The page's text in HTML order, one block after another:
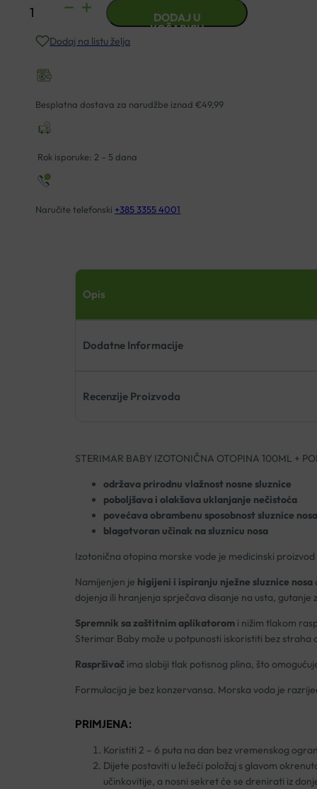
STERIMAR
IZOTONIČNA
100ML
DUDA
količina
DODAJ U
KOŠARICU
Dodaj na listu želja
Besplatna dostava za narudžbe iznad €49,99
Rok isporuke: 2 – 5 dana
Naručite telefonski +385 3355 4001
Opis
Dodatne Informacije
Recenzije Proizvoda
STERIMAR BABY IZOTONIČNA OTOPINA 100ML +
održava prirodnu vlažnost nosne sluznice
poboljšava i olakšava uklanjanje nečistoća
povećava obrambenu sposobnost sluznice nosa
blagotvoran učinak na sluznicu nosa
Izotonična otopina morske vode je medicinski
Namijenjen je higijeni i ispiranju nježne sluznice nosa
dojenja ili hranjenja sprječava disanje na usta,
Spremnik sa zaštitnim aplikatoromi nižim tlakom
Sterimar Baby može u potpunosti iskoristiti bez
Raspršivač ima slabiji tlak potisnog plina, što
Formulacija je bez konzervansa. Morska voda je
PRIMJENA:
Koristiti 2 – 6 puta na dan bez vremenskog
Dijete postaviti u ležeći položaj s glavom
učinkovitije, a nosni sekret će se drenirati iz